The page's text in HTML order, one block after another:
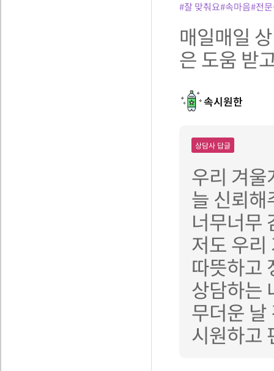
#잘 맞춰요#속마음#전
매일매일
은 도움 받
속시원한
상담사 답글
우리 겨
늘 신뢰
너무너무
저도 우
따뜻하고
상담하는
무더운 날
시원하고